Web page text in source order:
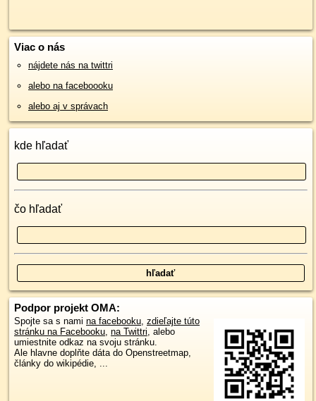
Viac o nás
nájdete nás na twittri
alebo na faceboooku
alebo aj v správach
kde hľadať
čo hľadať
Podpor projekt OMA:
Spojte sa s nami na facebooku, zdieľajte túto
stránku na Facebooku, na Twittri, alebo
umiestnite odkaz na svoju stránku.
Ale hlavne doplňte dáta do Openstreetmap,
články do wikipédie, ...